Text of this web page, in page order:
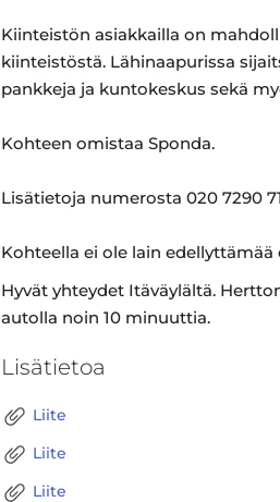
Kiinteistön asiakkailla on
kiinteistöstä. Lähinaapurissa
pankkeja ja kuntokeskus sekä
Kohteen omistaa Sponda.
Lisätietoja numerosta 020 7290
Kohteella ei ole lain
Hyvät yhteydet Itäväylältä.
autolla noin 10 minuuttia.
Lisätietoa
Liite
Liite
Liite